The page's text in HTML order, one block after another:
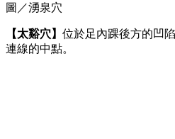
圖／湧泉穴
【太谿穴】 位於足內踝後方的凹
連線的中點。